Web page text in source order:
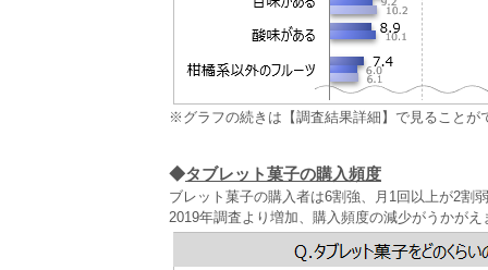
※グラフの続きは【調査結果詳細】で見ることが
◆タブレット菓子の購入頻度
ブレット菓子の購入者は6割強、月1回以上が2割
2019年調査より増加、購入頻度の減少がうかがえ